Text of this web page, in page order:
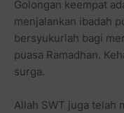
Golongan keempat
menjalankan ibadah
bersyukurlah bagi
puasa Ramadhan.
surga.
Allah SWT juga telah